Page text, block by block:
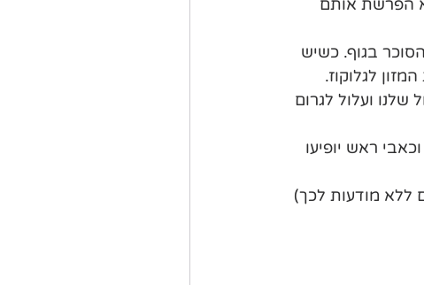
הפרשת אותם
בגוף. כשיש
לגלוקוז.
שלנו ועלול לגרום
ראש יופיעו
ללא מודעות לכך)